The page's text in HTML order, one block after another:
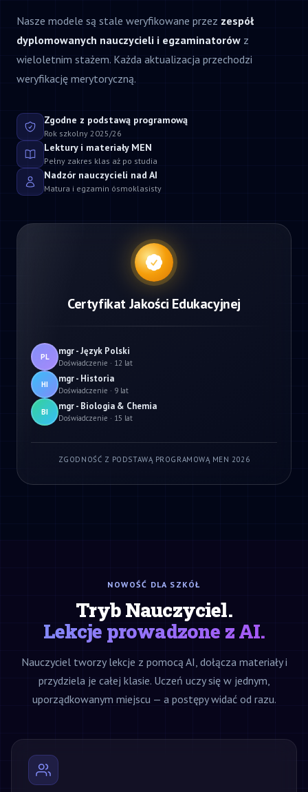
Nasze modele są stale weryfikowane przez zespół
dyplomowanych nauczycieli i egzaminatorów z
wieloletnim stażem. Każda aktualizacja przechodzi
weryfikację merytoryczną.
Zgodne z podstawą programową
Rok szkolny 2025/26
Lektury i materiały MEN
Pełny zakres klas aż po studia
Nadzór nauczycieli nad AI
Matura i egzamin ósmoklasisty
Certyfikat Jakości Edukacyjnej
PL mgr - Język Polski
Doświadczenie · 12 lat
HI mgr - Historia
Doświadczenie · 9 lat
BI mgr - Biologia & Chemia
Doświadczenie · 15 lat
ZGODNOŚĆ Z PODSTAWĄ PROGRAMOWĄ MEN 2026
NOWOŚĆ DLA SZKÓŁ
Tryb Nauczyciel.
Lekcje prowadzone z AI.
Nauczyciel tworzy lekcje z pomocą AI, dołącza materiały i
przydziela je całej klasie. Uczeń uczy się w jednym,
uporządkowanym miejscu — a postępy widać od razu.